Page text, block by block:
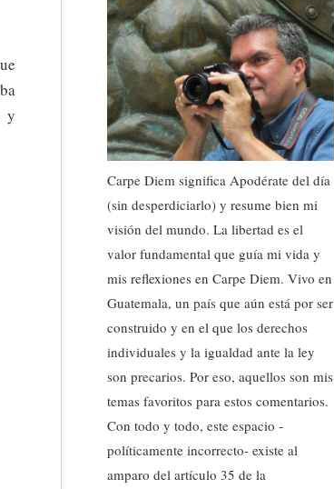
y
Carpe Diem significa Apodérate del día
(sin desperdiciarlo) y resume bien mi
visión del mundo. La libertad es el
valor fundamental que guía mi vida y
mis reflexiones en Carpe Diem. Vivo en
Guatemala, un país que aún está por ser
construido y en el que los derechos
individuales y la igualdad ante la ley
son precarios. Por eso, aquellos son mis
temas favoritos para estos comentarios.
Con todo y todo, este espacio -
políticamente incorrecto- existe al
amparo del artículo 35 de la